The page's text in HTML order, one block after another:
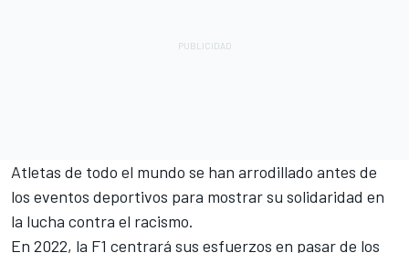
Atletas de todo el mundo se han arrodillado antes de
los eventos deportivos para mostrar su solidaridad en
la lucha contra el racismo.
En 2022, la F1 centrará sus esfuerzos en pasar de los